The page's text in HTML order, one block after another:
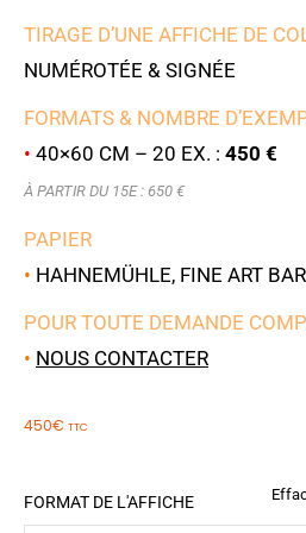
TIRAGE D’UNE AFFICHE DE
NUMÉROTÉE & SIGNÉE
FORMATS & NOMBRE
• 40×60 CM – 20 EX. : 450 €
À PARTIR DU 15E : 650 €
PAPIER
• HAHNEMÜHLE, FINE ART
POUR TOUTE DEMANDE
• NOUS CONTACTER
450€ TTC
FORMAT DE L'AFFICHE